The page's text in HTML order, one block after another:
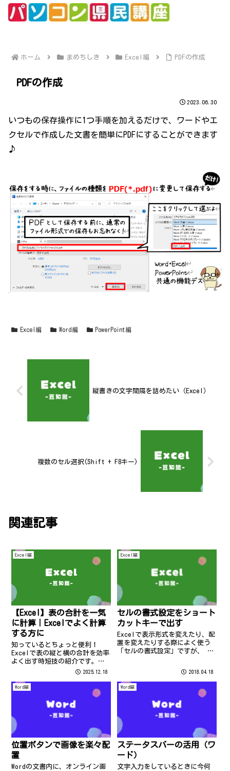
ホーム まめちしき Excel編 PDFの作成
PDFの作成
2023.06.30
いつもの保存操作に1つ手順を加えるだけで、ワードやエ
クセルで作成した文書を簡単にPDFにすることができます
♪
Excel編 Word編 PowerPoint編
縦書きの文字間隔を詰めたい（Excel）
複数のセル選択(Shift + F8キー)
関連記事
Excel編
【Excel】表の合計を一気
に計算｜Excelでよく計算
する方に
知っているとちょっと便利！
Excelで表の縦と横の合計を効率
よく出す時短技の紹介です。数
式とオートフィルの手間を減ら
す。
2025.12.18
Excel編
セルの書式設定をショート
カットキーで出す
Excelで表示形式を変えたり、配
置を変えたりする際によく使う
「セルの書式設定」ですが、 つ
ば…。 そんな時は！ で出
せちゃいます！ ※Excelのみの
機能です。Wordではお使い頂
2018.04.18
Word編
位置ボタンで画像を楽々配
置
Wordの文書内に、オンライン画
Word編
ステータスバーの活用（ワ
ード）
文字入力をしているときに今何